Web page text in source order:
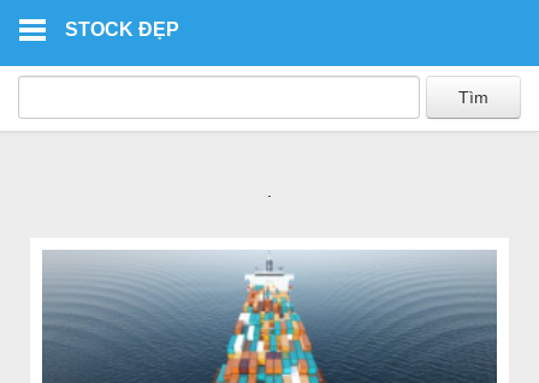
STOCK ĐẸP